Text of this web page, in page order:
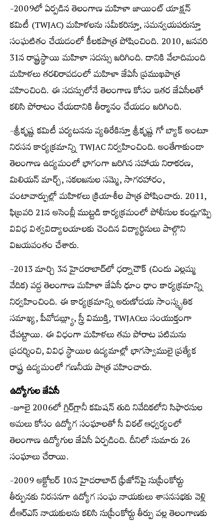
-2009లో ఏర్పడిన తెలంగాణ మహిళా జాయింట్ యాక్షన్
కమిటీ (TWJAC) మహిళలను సమీకరిస్తూ, సమన్వయపరుస్తూ
సంఘటితం చేయడంలో కీలకపాత్ర పోషించింది. 2010, జనవరి
31న రాష్ట్రస్థాయి మహిళా సదస్సు జరిగింది. దానికి వేలాదిమంది
మహిళలు తరలిరావడంలో మహిళా జేఏసీ ప్రముఖపాత్ర
వహించింది. ఈ సదస్సులోనే తెలంగాణ కోసం ఇతర జేఏసీలతో
కలిసి పోరాటం చేయడానికి తీర్మానం చేయడం జరిగింది.
-శ్రీకృష్ణ కమిటీ పర్యటనను వ్యతిరేకిస్తూ శ్రీకృష్ణ గో బ్యాక్ అంటూ
నిరసన కార్యక్రమాన్ని TWJAC నిర్వహించింది. అంతేగాకుండా
తెలంగాణ ఉద్యమంలో భాగంగా జరిగిన సహాయ నిరాకరణ,
మిలియన్ మార్చ్, సకలజనుల సమ్మె, సాగరహారం,
వంటావార్పుల్లో మహిళలు క్రియాశీల పాత్ర పోషించారు. 2011,
ఫిబ్రవరి 21న అసెంబ్లీ ముట్టడి కార్యక్రమంలో పోలీసుల కండ్లుగప్పి
వివిధ విశ్వవిద్యాలయాలకు చెందిన విద్యార్థినులు పాల్గొని
విజయవంతం చేశారు.
-2013 మార్చి 3న హైదరాబాద్‌లో ధర్నాచౌక్ (చిందు ఎల్లమ్మ
వేదిక) వద్ద తెలంగాణ మహిళా జేఏసీ ధూం ధాం కార్యక్రమాన్ని
నిర్వహించింది. ఈ కార్యక్రమాన్ని అరుణోదయ సాంస్కృతిక
సమాఖ్య, పీవోడబ్ల్యూ, స్త్రీ విముక్తి, TWJACలు సంయుక్తంగా
చేపట్టాయి. ఈ విధంగా మహిళలు తమ పోరాట పటిమను
ప్రదర్శించి, వివిధ స్థాయిల ఉద్యమాల్లో భాగస్వాములై ప్రత్యేక
రాష్ట్ర ఉద్యమంలో గణనీయ పాత్ర వహించారు.
ఉద్యోగుల జేఏసీ
-జూలై 2006లో గ్లిర్‌గ్లానీ కమిషన్ తుది నివేదికలోని సిఫారసుల
అమలు కోసం ఉద్యోగ సంఘాలతో సీ విఠల్ ఆధ్వర్యంలో
తెలంగాణ ఉద్యోగుల జేఏసీ ఏర్పడింది. దీనిలో సుమారు 26
సంఘాలు చేరాయి.
-2009 అక్టోబర్ 10న హైదరాబాద్ ఫ్రీజోన్‌పై సుప్రీంకోర్టు
తీర్పునకు నిరసనగా ఉద్యోగ సంఘ నాయకులు శాసనసభకు వెళ్లి
టీఆర్‌ఎస్ నాయకులను కలిసి సుప్రీంకోర్టు తీర్పు వల్ల తెలంగాణకు